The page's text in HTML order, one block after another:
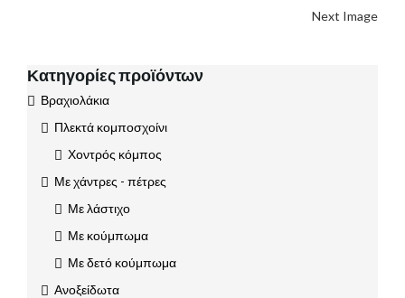
Next Image
Κατηγορίες προϊόντων
Βραχιολάκια
Πλεκτά κομποσχοίνι
Χοντρός κόμπος
Με χάντρες - πέτρες
Με λάστιχο
Με κούμπωμα
Με δετό κούμπωμα
Ανοξείδωτα